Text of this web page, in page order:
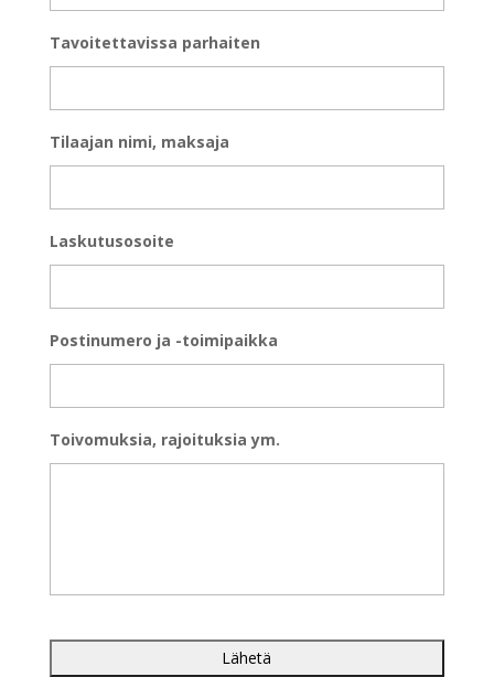
Tavoitettavissa parhaiten
Tilaajan nimi, maksaja
Laskutusosoite
Postinumero ja -toimipaikka
Toivomuksia, rajoituksia ym.